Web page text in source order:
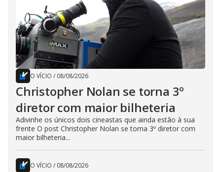
O VÍCIO / 08/08/2026
Christopher Nolan se torna 3º
diretor com maior bilheteria
Adivinhe os únicos dois cineastas que ainda estão à sua
frente O post Christopher Nolan se torna 3º diretor com
maior bilheteria...
O VÍCIO / 08/08/2026